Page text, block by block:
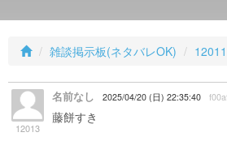
雑談掲示板(ネタバレOK) 12011
12013
名前なし 2025/04/20 (日) 22:35:40
藤餅すき